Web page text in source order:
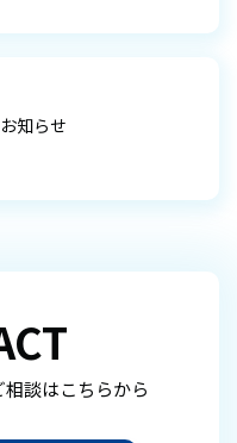
知らせ
談はこちらから